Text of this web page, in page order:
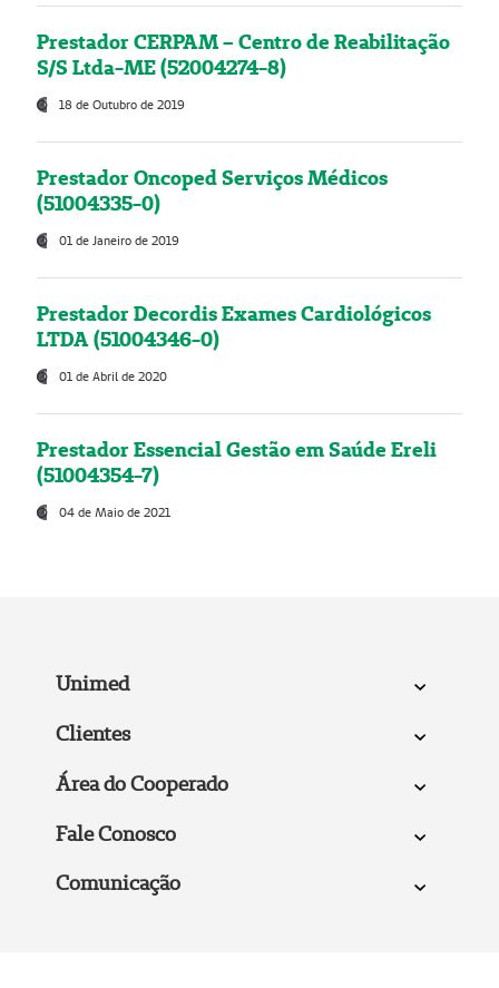
Prestador CERPAM – Centro de Reabilitação
S/S Ltda-ME (52004274-8)
18 de Outubro de 2019
Prestador Oncoped Serviços Médicos
(51004335-0)
01 de Janeiro de 2019
Prestador Decordis Exames Cardiológicos
LTDA (51004346-0)
01 de Abril de 2020
Prestador Essencial Gestão em Saúde Ereli
(51004354-7)
04 de Maio de 2021
Unimed
Clientes
Área do Cooperado
Fale Conosco
Comunicação